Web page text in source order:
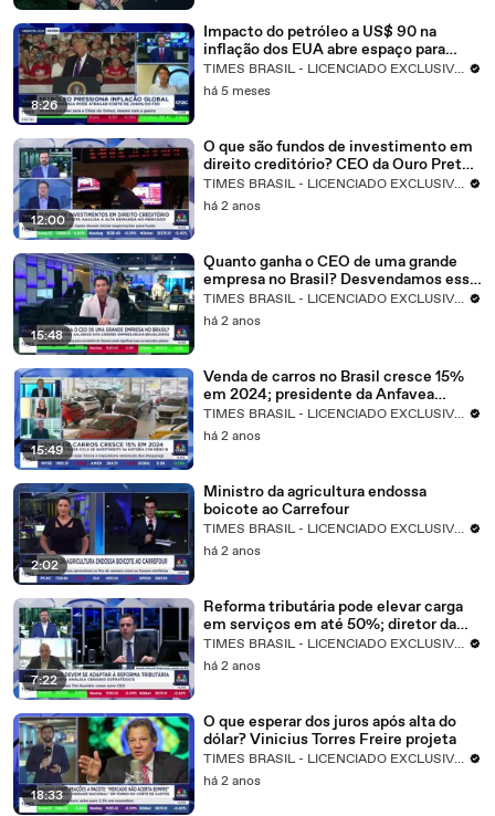
8:26
Impacto do petróleo a US$ 90 na
inflação dos EUA abre espaço para
cortes de juros
TIMES BRASIL - LICENCIADO EXCLUSIVO CNBC
há 5 meses
12:00
O que são fundos de investimento em
direito creditório? CEO da Ouro Preto
Investimentos explica
TIMES BRASIL - LICENCIADO EXCLUSIVO CNBC
há 2 anos
15:48
Quanto ganha o CEO de uma grande
empresa no Brasil? Desvendamos esse
mistério!
TIMES BRASIL - LICENCIADO EXCLUSIVO CNBC
há 2 anos
15:49
Venda de carros no Brasil cresce 15%
em 2024; presidente da Anfavea
analisa cenário
TIMES BRASIL - LICENCIADO EXCLUSIVO CNBC
há 2 anos
2:02
Ministro da agricultura endossa
boicote ao Carrefour
TIMES BRASIL - LICENCIADO EXCLUSIVO CNBC
há 2 anos
7:22
Reforma tributária pode elevar carga
em serviços em até 50%; diretor da
Becomex avalia
TIMES BRASIL - LICENCIADO EXCLUSIVO CNBC
há 2 anos
18:33
O que esperar dos juros após alta do
dólar? Vinicius Torres Freire projeta
TIMES BRASIL - LICENCIADO EXCLUSIVO CNBC
há 2 anos